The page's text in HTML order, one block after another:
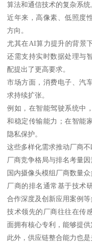
算法和通信技术的复杂系统
近年来，高像素、低照度
方向。
尤其在AI算力提升的背景
还需支持实时数据处理与
配提出了更高要求。
市场方面，消费电子、汽
求持续扩张。
例如，在智能驾驶系统中
和稳定传输能力；在智能
隐私保护。
这些多样化需求推动厂商
厂商竞争格局与排名考量因
国内摄像头模组厂商数量众
厂商的排名通常基于技术
合作深度及创新应用案例等
技术领先的厂商往往在传
面拥有核心专利，能够提
此外，供应链整合能力也是